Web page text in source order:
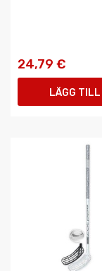
24,79 €
LÄGG TILL I